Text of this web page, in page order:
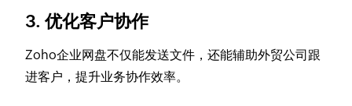
3. 优化客户协作
Zoho企业网盘不仅能发送文件，还能辅助外贸公司跟
进客户，提升业务协作效率。